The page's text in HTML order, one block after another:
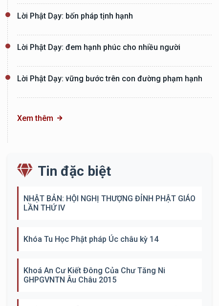
Lời Phật Dạy: bốn pháp tịnh hạnh
Lời Phật Dạy: đem hạnh phúc cho nhiều người
Lời Phật Dạy: vững bước trên con đường phạm hạnh
Xem thêm
Tin đặc biệt
NHẬT BẢN: HỘI NGHỊ THƯỢNG ĐỈNH PHẬT GIÁO
LẦN THỨ IV
Khóa Tu Học Phật pháp Úc châu kỳ 14
Khoá An Cư Kiết Đông Của Chư Tăng Ni
GHPGVNTN Âu Châu 2015